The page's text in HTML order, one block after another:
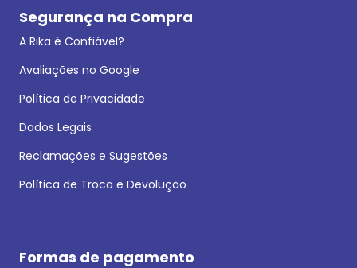
Segurança na Compra
A Rika é Confiável?
Avaliações no Google
Política de Privacidade
Dados Legais
Reclamações e Sugestões
Política de Troca e Devolução
Formas de pagamento